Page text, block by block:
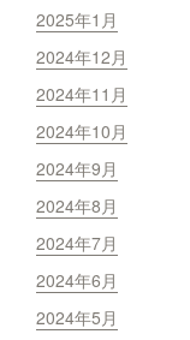
2025年1月
2024年12月
2024年11月
2024年10月
2024年9月
2024年8月
2024年7月
2024年6月
2024年5月